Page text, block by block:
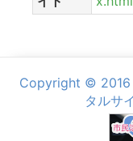
Copyright ©
タルサ